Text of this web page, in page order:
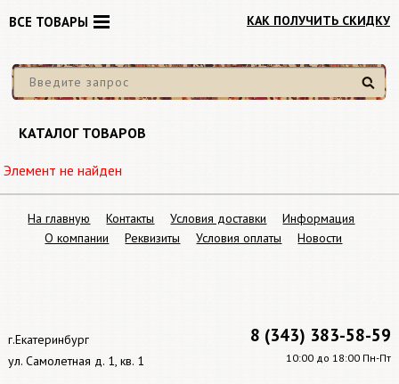
КАК ПОЛУЧИТЬ СКИДКУ
Найти
ВСЕ ТОВАРЫ
КАТАЛОГ ТОВАРОВ
Элемент не найден
8 (343) 383-58-59
10:00 до 18:00 Пн-Пт
г.Екатеринбург
ул. Самолетная д. 1, кв. 1
На главную Контакты Условия доставки
Информация
О компании
Реквизиты Условия оплаты Новости